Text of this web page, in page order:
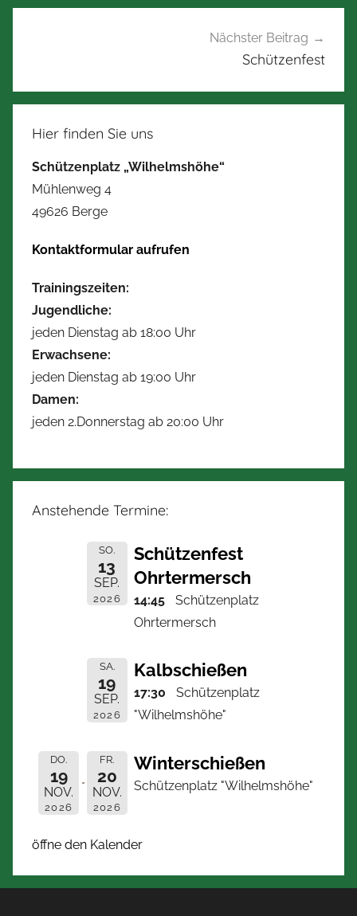
Nächster Beitrag
Schützenfest
Hier finden Sie uns
Schützenplatz „Wilhelmshöhe“
Mühlenweg 4
49626 Berge
Kontaktformular aufrufen
Trainingszeiten:
Jugendliche:
jeden Dienstag ab 18:00 Uhr
Erwachsene:
jeden Dienstag ab 19:00 Uhr
Damen:
jeden 2.Donnerstag ab 20:00 Uhr
Anstehende Termine:
SO.
13
SEP.
2026
Schützenfest
Ohrtermersch
14:45
Schützenplatz
Ohrtermersch
SA.
19
SEP.
2026
Kalbschießen
17:30
Schützenplatz
"Wilhelmshöhe"
DO.
19
NOV.
2026
FR.
20
NOV.
2026
Winterschießen
Schützenplatz "Wilhelmshöhe"
öffne den Kalender